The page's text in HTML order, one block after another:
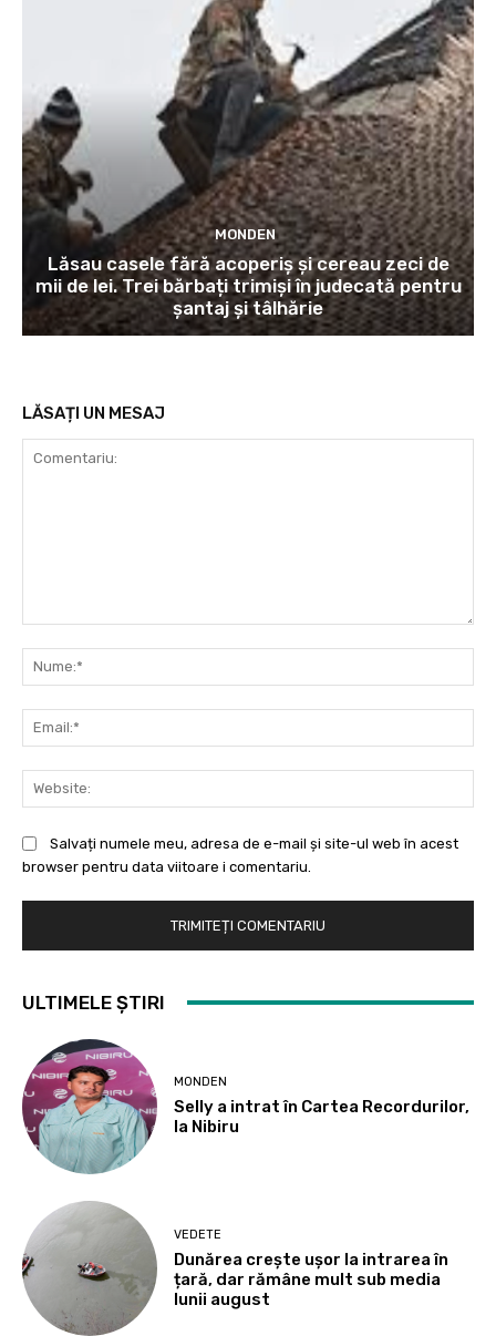
MONDEN
Lăsau casele fără acoperiș și cereau zeci de
mii de lei. Trei bărbați trimiși în judecată pentru
șantaj și tâlhărie
LĂSAȚI UN MESAJ
Salvați numele meu, adresa de e-mail și site-ul web în acest
browser pentru data viitoare i comentariu.
ULTIMELE ȘTIRI
MONDEN
Selly a intrat în Cartea Recordurilor,
la Nibiru
VEDETE
Dunărea crește ușor la intrarea în
țară, dar rămâne mult sub media
lunii august